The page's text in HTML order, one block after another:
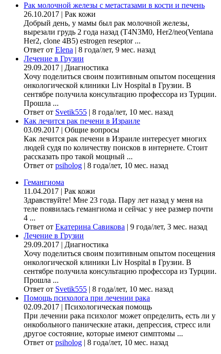
Рак молочной железы с метастазами в кости и печень
26.10.2017 | Рак кожи
Добрый день, у мамы был рак молочной железы,
вырезали грудь 2 года назад (Т4N3M0, Her2/neo(Ventana
Her2, clone 4B5) estrogen reseptor ...
Ответ от Elena | 8 года/лет, 9 мес. назад
Лечение в Грузии
29.09.2017 | Диагностика
Хочу поделиться своим позитивным опытом посещения
онкологической клиники Liv Hospital в Грузии. В
сентябре получила консультацию профессора из Турции.
Прошла ...
Ответ от Svetik555 | 8 года/лет, 10 мес. назад
Как лечится рак печени в Израиле
03.09.2017 | Общие вопросы
Как лечится рак печени в Израиле интересует многих
людей судя по количеству поисков в интернете. Стоит
рассказать про такой мощный ...
Ответ от psiholog | 8 года/лет, 10 мес. назад
Гемангиома
11.04.2017 | Рак кожи
Здравствуйте! Мне 23 года. Пару лет назад у меня на
теле появилась гемангиома и сейчас у нее размер почти
4 ...
Ответ от Екатерина Савикова | 9 года/лет, 3 мес. назад
Лечение в Грузии
29.09.2017 | Диагностика
Хочу поделиться своим позитивным опытом посещения
онкологической клиники Liv Hospital в Грузии. В
сентябре получила консультацию профессора из Турции.
Прошла ...
Ответ от Svetik555 | 8 года/лет, 10 мес. назад
Помощь психолога при лечении рака
02.09.2017 | Психологическая помощь
При лечении рака психолог может определить, есть ли у
онкобольного панические атаки, депрессия, стресс или
другое состояние, которые имеют симптомы ...
Ответ от psiholog | 8 года/лет, 10 мес. назад